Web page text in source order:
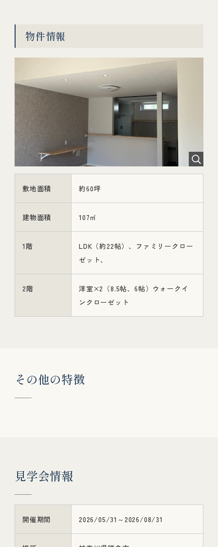
物件情報
敷地面積 約60坪
建物面積 107㎡
1階
LDK（約22帖）、ファミリークロー
ゼット、
2階
洋室×2（8.5帖、6帖）ウォークイ
ンクローゼット
その他の特徴
見学会情報
開催期間 2026/05/31～2026/08/31